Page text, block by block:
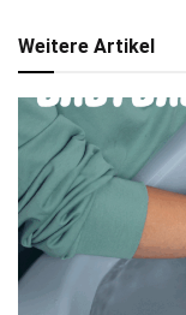
Weitere Artikel